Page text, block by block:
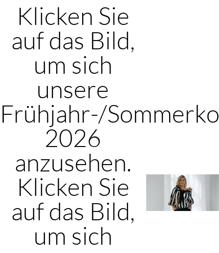
Klicken Sie
auf das Bild,
um sich
unsere
Frühjahr-/
2026
anzusehen.
Klicken Sie
auf das Bild,
um sich